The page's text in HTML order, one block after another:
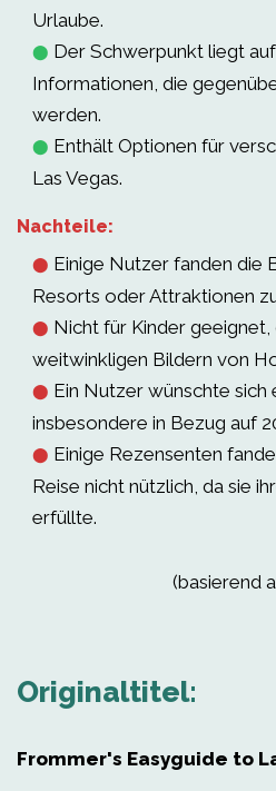
Urlaube.
⬤ Der Schwerpunkt liegt
Informationen, die
werden.
⬤ Enthält Optionen für
Las Vegas.
Nachteile:
⬤ Einige Nutzer fanden die
Resorts oder Attraktionen
⬤ Nicht für Kinder
weitwinkligen Bildern von
⬤ Ein Nutzer wünschte sich
insbesondere in Bezug auf
⬤ Einige Rezensenten
Reise nicht nützlich, da sie
erfüllte.
(basierend
Originaltitel:
Frommer's Easyguide to